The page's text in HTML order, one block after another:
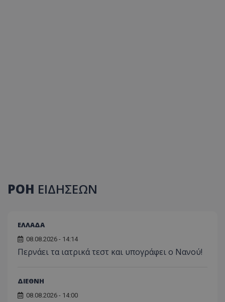
ΡΟΗ ΕΙΔΗΣΕΩΝ
ΕΛΛΑΔΑ
08.08.2026 - 14:14
Περνάει τα ιατρικά τεστ και υπογράφει ο Νανού!
ΔΙΕΘΝΗ
08.08.2026 - 14:00